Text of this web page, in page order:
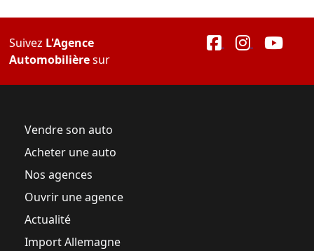
Suivez L'Agence
Automobilièresur
Vendre son auto
Acheter une auto
Nos agences
Ouvrir une agence
Actualité
Import Allemagne